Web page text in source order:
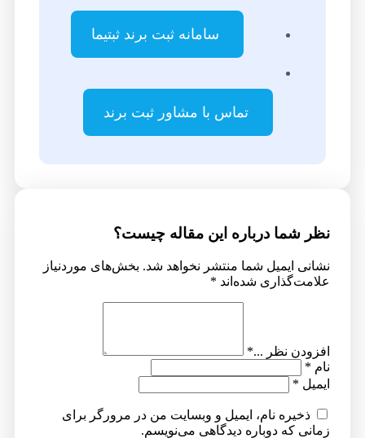
سامانه ثبت برند ثبتیما
تماس با مشاور ثبت برند
نظر شما درباره این مقاله چیست؟
نشانی ایمیل شما منتشر نخواهد شد. بخش‌های موردنیاز
علامت‌گذاری شده‌اند *
افزودن نظر ...*
نام *
ایمیل *
ذخیره نام، ایمیل و وبسایت من در مرورگر برای
زمانی که دوباره دیدگاهی می‌نویسم.